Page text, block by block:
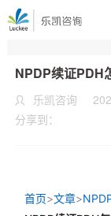
NPDP续证PDH
乐凯咨询
分享到：
首页>文章>